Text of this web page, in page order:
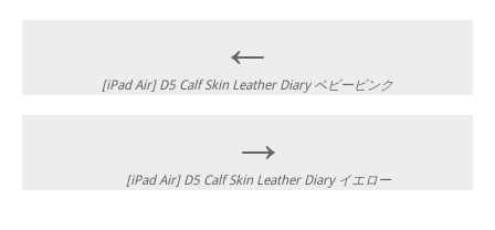
Post navigation
←
[iPad Air] D5 Calf Skin Leather Diary ベビーピンク
→
[iPad Air] D5 Calf Skin Leather Diary イエロー